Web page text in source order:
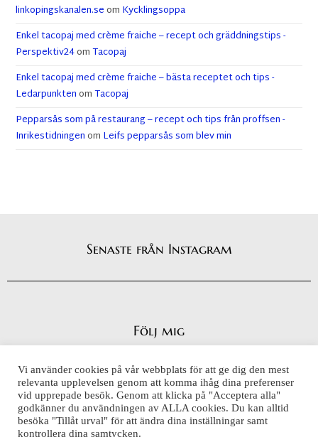
linkopingskanalen.seom Kycklingsoppa
Enkel tacopaj med crème fraiche – recept och gräddningstips -
Perspektiv24omTacopaj
Enkel tacopaj med crème fraiche – bästa receptet och tips -
LedarpunktenomTacopaj
Pepparsås som på restaurang – recept och tips från proffsen -
Inrikestidningenom Leifs pepparsås som blev min
Senaste från Instagram
Följ mig
Integritetspolicy
Cookiepolicy
Vi använder cookies på vår webbplats för att ge dig den mest
relevanta upplevelsen genom att komma ihåg dina preferenser
vid upprepade besök. Genom att klicka på "Acceptera alla"
godkänner du användningen av ALLA cookies. Du kan alltid
besöka "Tillåt urval" för att ändra dina inställningar samt
kontrollera dina samtycken.